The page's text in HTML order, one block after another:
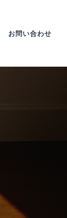
お問い合わせ